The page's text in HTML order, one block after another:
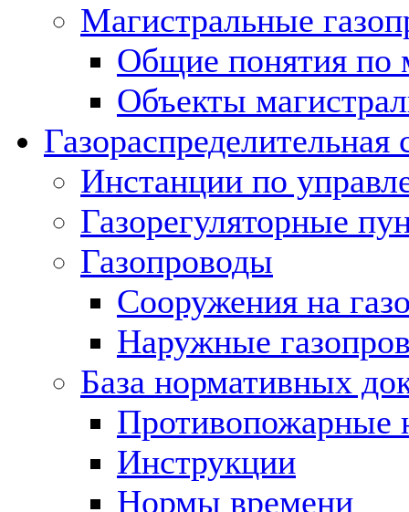
Магистральные
Общие понятия по
Объекты
Газораспределительная
Инстанции по
Газорегуляторные
Газопроводы
Сооружения на
Наружные
База нормативных
Противопожарные
Инструкции
Нормы времени